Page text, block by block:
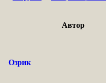
Автор
Озрик